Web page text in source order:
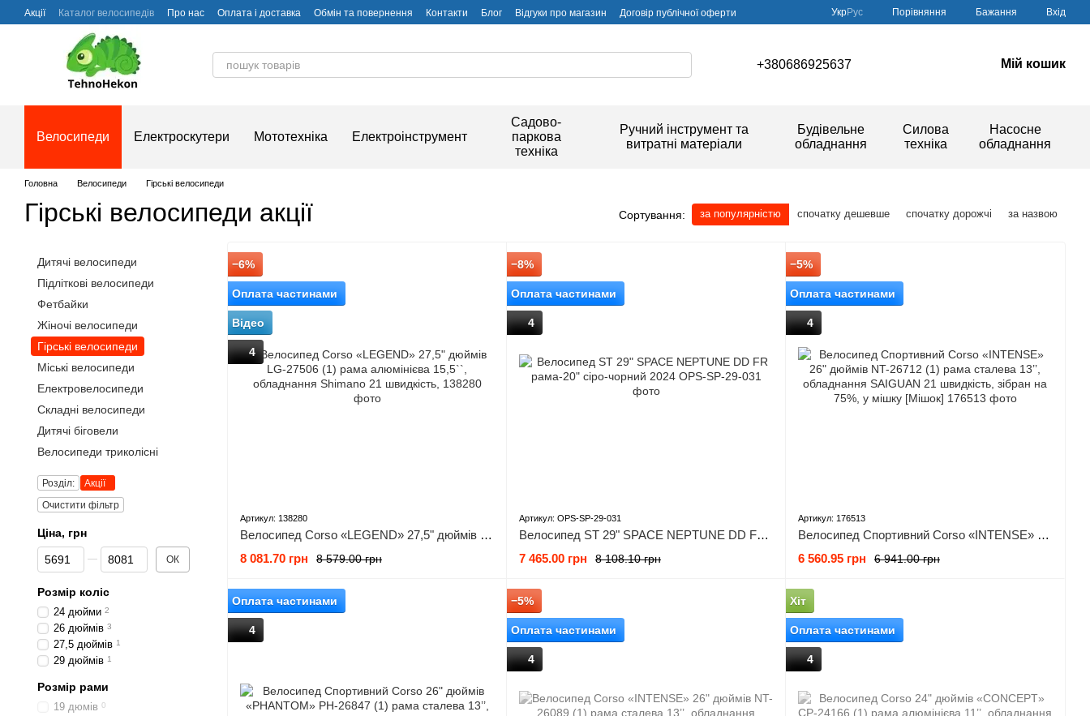
Перейти до основного контенту
Акції Каталог велосипедів Про нас Оплата і доставка Обмін та повернення Контакти Блог Відгуки про магазин
Договір публічної оферти
УкрРус Порівняння Бажання Вхід
+380686925637 Мій кошик
Велосипеди Електроскутери Мототехніка Електроінструмент
Садово-
паркова
техніка
Ручний інструмент та
витратні матеріали
Будівельне
обладнання
Силова
техніка
Насосне
обладнання
Головна Велосипеди Гірські велосипеди
Гірські велосипеди акції Сортування: за популярністю спочатку дешевше спочатку дорожчі за назвою
−6%
Оплата частинами
Відео
4
Артикул: 138280
Велосипед Corso «LEGEND» 27,5" дюймів LG-27506 (1) рама алюмінієва 15,5``, обладнання Shimano 21 швидкість,
8 579.00 грн
8 081.70 грн
−8%
Оплата частинами
4
Артикул: OPS-SP-29-031
Велосипед ST 29" SPACE NEPTUNE DD FR рама-20" сіро-чорний 2024
8 108.10 грн
7 465.00 грн
−5%
Оплата частинами
4
Артикул: 176513
Велосипед Спортивний Corso «INTENSE» 26" дюймів NT-26712 (1) рама сталева 13’’, обладнання SAIGUAN 21 швидкість, зібран на 75%, у мішку [Мішок]
6 941.00 грн
6 560.95 грн
Оплата частинами
4
−5%
Оплата частинами
4
Хіт
Оплата частинами
4
Дитячі велосипеди
Підліткові велосипеди
Фетбайки
Жіночі велосипеди
Гірські велосипеди
Міські велосипеди
Електровелосипеди
Складні велосипеди
Дитячі біговели
Велосипеди триколісні
Розділ:
Акції
Очистити фільтр
Ціна, грн
Від Ціна, грн
До Ціна, грн ОК
Розмір коліс
24 дюйми 2
26 дюймів 3
27,5 дюймів 1
29 дюймів 1
Розмір рами
19 дюмів 0